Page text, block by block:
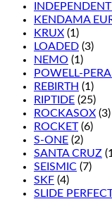
KENDAMA
KRUX (1)
LOADED (3)
NEMO (1)
POWELL-
REBIRTH (1)
RIPTIDE (25)
ROCKASOX (3)
ROCKET (6)
S-ONE (2)
SANTA CRUZ
SEISMIC (7)
SKF (4)
SLIDE